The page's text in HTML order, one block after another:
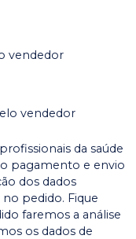
vendedor
vendedor
da saúde
pagamento e envio
dos dados
pedido. Fique
faremos a análise
os dados de